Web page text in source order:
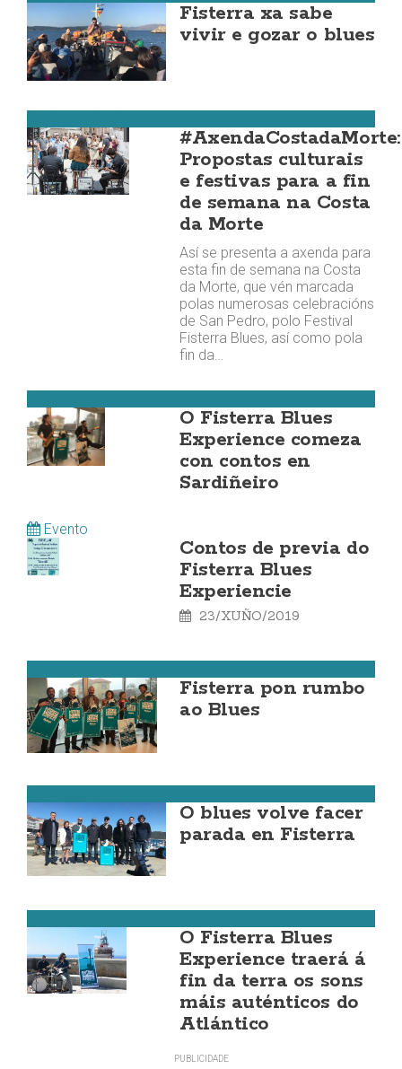
Fisterra xa sabe
vivir e gozar o blues
#AxendaCostadaMorte:
Propostas culturais
e festivas para a fin
de semana na Costa
da Morte
Así se presenta a axenda para
esta fin de semana na Costa
da Morte, que vén marcada
polas numerosas celebracións
de San Pedro, polo Festival
Fisterra Blues, así como pola
fin da…
O Fisterra Blues
Experience comeza
con contos en
Sardiñeiro
Evento
Contos de previa do
Fisterra Blues
Experiencie
23/XUÑO/2019
Fisterra pon rumbo
ao Blues
O blues volve facer
parada en Fisterra
O Fisterra Blues
Experience traerá á
fin da terra os sons
máis auténticos do
Atlántico